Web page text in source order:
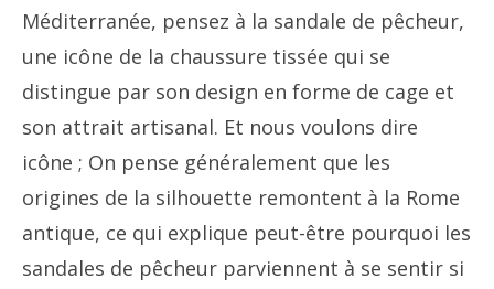
Méditerranée, pensez à la sandale de pêcheur,
une icône de la chaussure tissée qui se
distingue par son design en forme de cage et
son attrait artisanal. Et nous voulons dire
icône ; On pense généralement que les
origines de la silhouette remontent à la Rome
antique, ce qui explique peut-être pourquoi les
sandales de pêcheur parviennent à se sentir si